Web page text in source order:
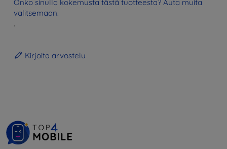
Onko sinulla kokemusta tästä tuotteesta? Auta muita
valitsemaan.
.
Kirjoita arvostelu